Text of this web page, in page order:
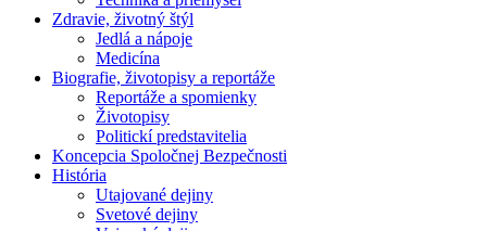
Zdravie, životný štýl
Jedlá a nápoje
Medicína
Biografie, životopisy a reportáže
Reportáže a spomienky
Životopisy
Politickí predstavitelia
Koncepcia Spoločnej Bezpečnosti
História
Utajované dejiny
Svetové dejiny